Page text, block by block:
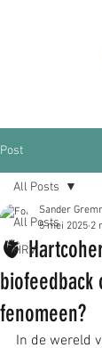
Post
All Posts
HRV
All Posts
🫀
biofeedback
fenomeen?
Sander
5 mei 2025 2
In de wereld